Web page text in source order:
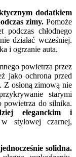
dodatkiem
zimy. Pomoże
podczas chłodnego
działać wcześniej.
i ogrzanie auta.
powietrza przez
jako ochrona przed
Z osłoną zimową nie
starymi
powietrza do silnika.
eleganckim i
stylowej czarnej,
solidna.